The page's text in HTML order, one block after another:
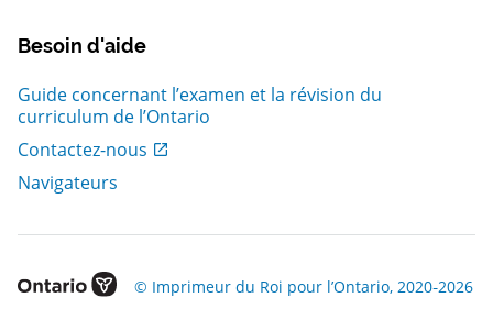
Besoin d'aide
Guide concernant l’examen et la révision du
curriculum de l’Ontario
Contactez-nous
, Ouvrir dans une nouvelle fenetre
Navigateurs
© Imprimeur du Roi pour l’Ontario, 2020‑2026
, Ouvrir dans une nouvelle fenetre